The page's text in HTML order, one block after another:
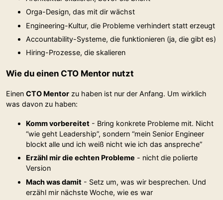
Orga-Design, das mit dir wächst
Engineering-Kultur, die Probleme verhindert statt erzeugt
Accountability-Systeme, die funktionieren (ja, die gibt es)
Hiring-Prozesse, die skalieren
Wie du einen CTO Mentor nutzt
Einen CTO Mentor zu haben ist nur der Anfang. Um wirklich
was davon zu haben:
Komm vorbereitet - Bring konkrete Probleme mit. Nicht
“wie geht Leadership”, sondern “mein Senior Engineer
blockt alle und ich weiß nicht wie ich das anspreche”
Erzähl mir die echten Probleme - nicht die polierte
Version
Mach was damit - Setz um, was wir besprechen. Und
erzähl mir nächste Woche, wie es war